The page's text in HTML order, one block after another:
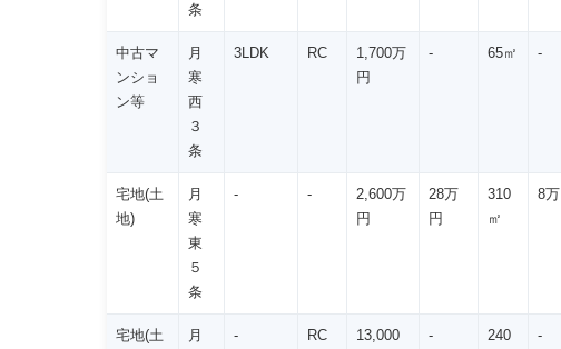
条
中古マ
ンショ
ン等
月
寒
西
３
条
3LDK RC
1,700万
円
- 65㎡ -
宅地(土
地)
月
寒
東
５
条
- -
2,600万
円
28万
円
310
㎡
8
宅地(土
月
- RC
13,000
-
240
-